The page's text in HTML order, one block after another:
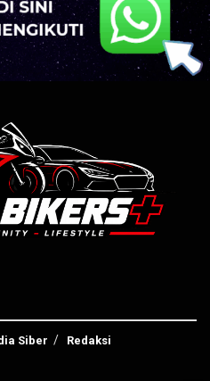
Siber Redaksi